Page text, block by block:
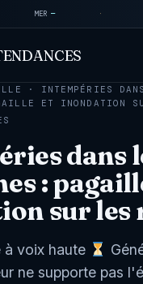
MER— ·
· INTEMPÉRIES
ET INONDATION
dans
:
sur les
à voix haute
ne supporte pas